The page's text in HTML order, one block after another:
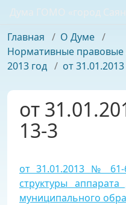
Дума ГОМО «город
Главная / О Думе /
Нормативные правовые
2013 год / от
от
13-3
от 31.01.2013 № 61-
структуры
муниципального